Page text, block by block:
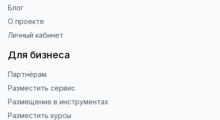
Блог
О проекте
Личный кабинет
Для бизнеса
Партнёрам
Разместить сервис
Размещение в инструментах
Разместить курсы